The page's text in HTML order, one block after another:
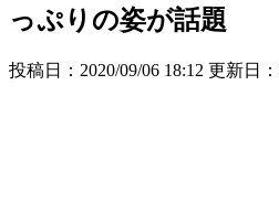
っぷりの姿が話題
投稿日：2020/09/06 18:12 更新日：